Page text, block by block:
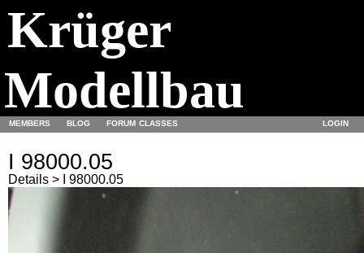
Krüger
Modellbau
MEMBERS BLOG FORUM CLASSES LOGIN
I 98000.05
Details > I 98000.05